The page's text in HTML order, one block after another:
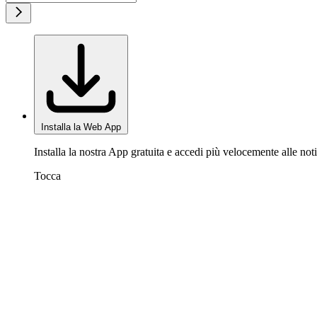
Installa la Web App
Installa la nostra App gratuita e accedi più velocemente alle
Tocca